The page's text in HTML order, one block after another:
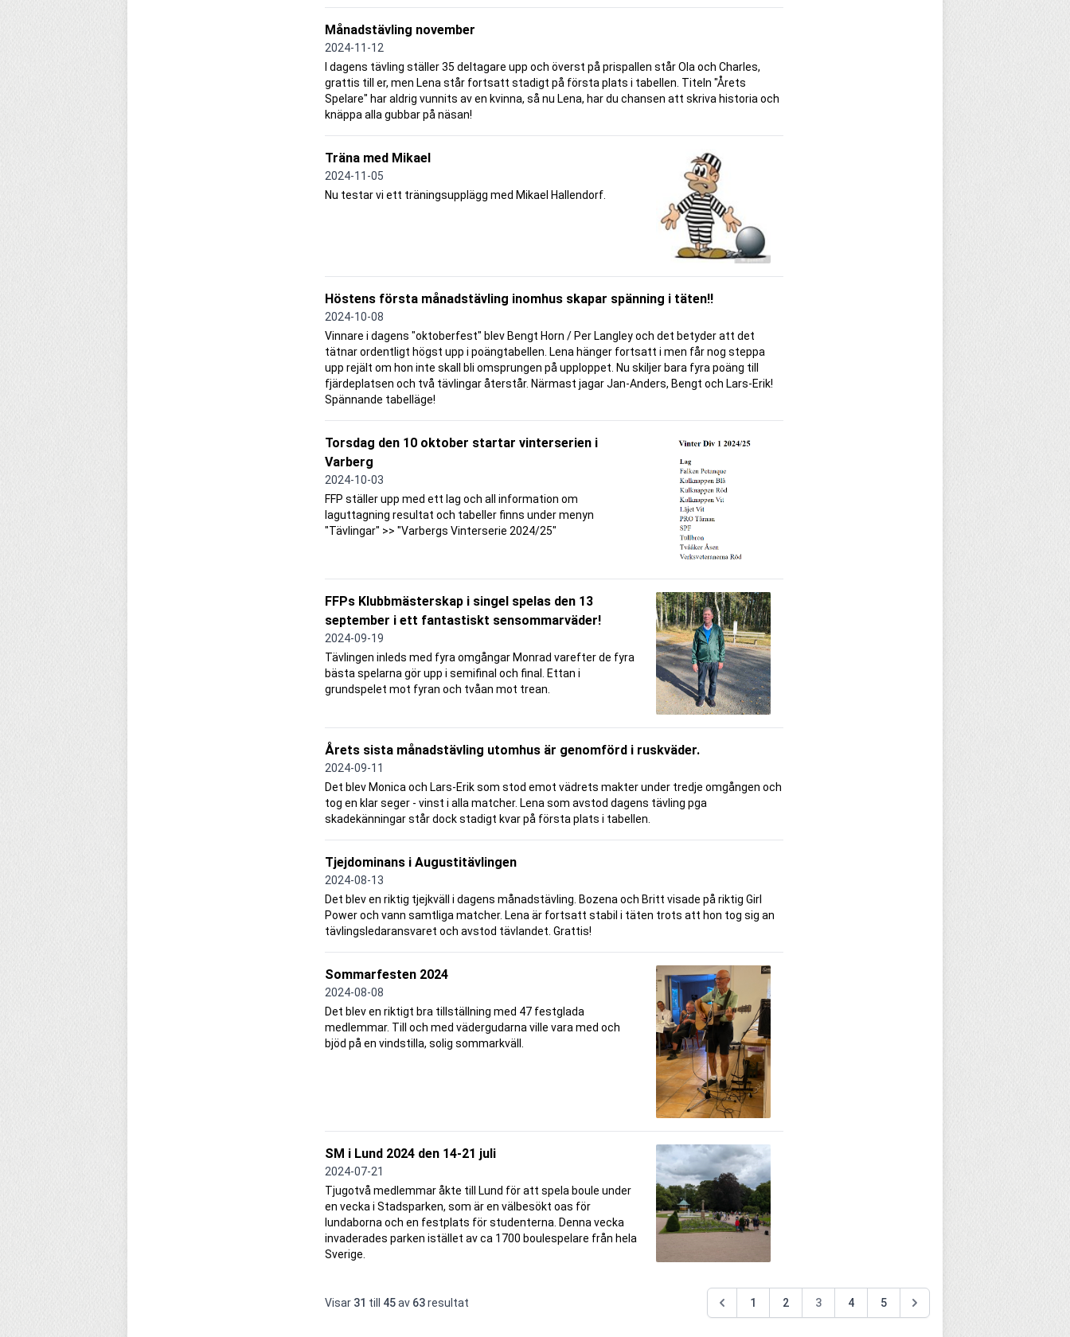
Månadstävling november
2024-11-12
I dagens tävling ställer 35 deltagare upp och överst på prispallen står Ola och Charles,
grattis till er, men Lena står fortsatt stadigt på första plats i tabellen. Titeln "Årets
Spelare" har aldrig vunnits av en kvinna, så nu Lena, har du chansen att skriva historia och
knäppa alla gubbar på näsan!
Träna med Mikael
2024-11-05
Nu testar vi ett träningsupplägg med Mikael Hallendorf.
Höstens första månadstävling inomhus skapar spänning i täten!!
2024-10-08
Vinnare i dagens "oktoberfest" blev Bengt Horn / Per Langley och det betyder att det
tätnar ordentligt högst upp i poängtabellen. Lena hänger fortsatt i men får nog steppa
upp rejält om hon inte skall bli omsprungen på upploppet. Nu skiljer bara fyra poäng till
fjärdeplatsen och två tävlingar återstår. Närmast jagar Jan-Anders, Bengt och Lars-Erik!
Spännande tabelläge!
Torsdag den 10 oktober startar vinterserien i
Varberg
2024-10-03
FFP ställer upp med ett lag och all information om
laguttagning resultat och tabeller finns under menyn
"Tävlingar" >> "Varbergs Vinterserie 2024/25"
FFPs Klubbmästerskap i singel spelas den 13
september i ett fantastiskt sensommarväder!
2024-09-19
Tävlingen inleds med fyra omgångar Monrad varefter de fyra
bästa spelarna gör upp i semifinal och final. Ettan i
grundspelet mot fyran och tvåan mot trean.
Årets sista månadstävling utomhus är genomförd i ruskväder.
2024-09-11
Det blev Monica och Lars-Erik som stod emot vädrets makter under tredje omgången och
tog en klar seger - vinst i alla matcher. Lena som avstod dagens tävling pga
skadekänningar står dock stadigt kvar på första plats i tabellen.
Tjejdominans i Augustitävlingen
2024-08-13
Det blev en riktig tjejkväll i dagens månadstävling. Bozena och Britt visade på riktig Girl
Power och vann samtliga matcher. Lena är fortsatt stabil i täten trots att hon tog sig an
tävlingsledaransvaret och avstod tävlandet. Grattis!
Sommarfesten 2024
2024-08-08
Det blev en riktigt bra tillställning med 47 festglada
medlemmar. Till och med vädergudarna ville vara med och
bjöd på en vindstilla, solig sommarkväll.
SM i Lund 2024 den 14-21 juli
2024-07-21
Tjugotvå medlemmar åkte till Lund för att spela boule under
en vecka i Stadsparken, som är en välbesökt oas för
lundaborna och en festplats för studenterna. Denna vecka
invaderades parken istället av ca 1700 boulespelare från hela
Sverige.
Visar 31 till 45av 63resultat 1 2 3 4 5